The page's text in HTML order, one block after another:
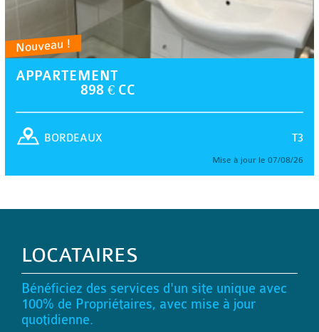
Nouveau !
APPARTEMENT
898 € CC
T3
BORDEAUX
Mise à jour le 07/08/26
LOCATAIRES
Bénéficiez des services d'un site unique avec
100% de Propriétaires, avec mise à jour
quotidienne.